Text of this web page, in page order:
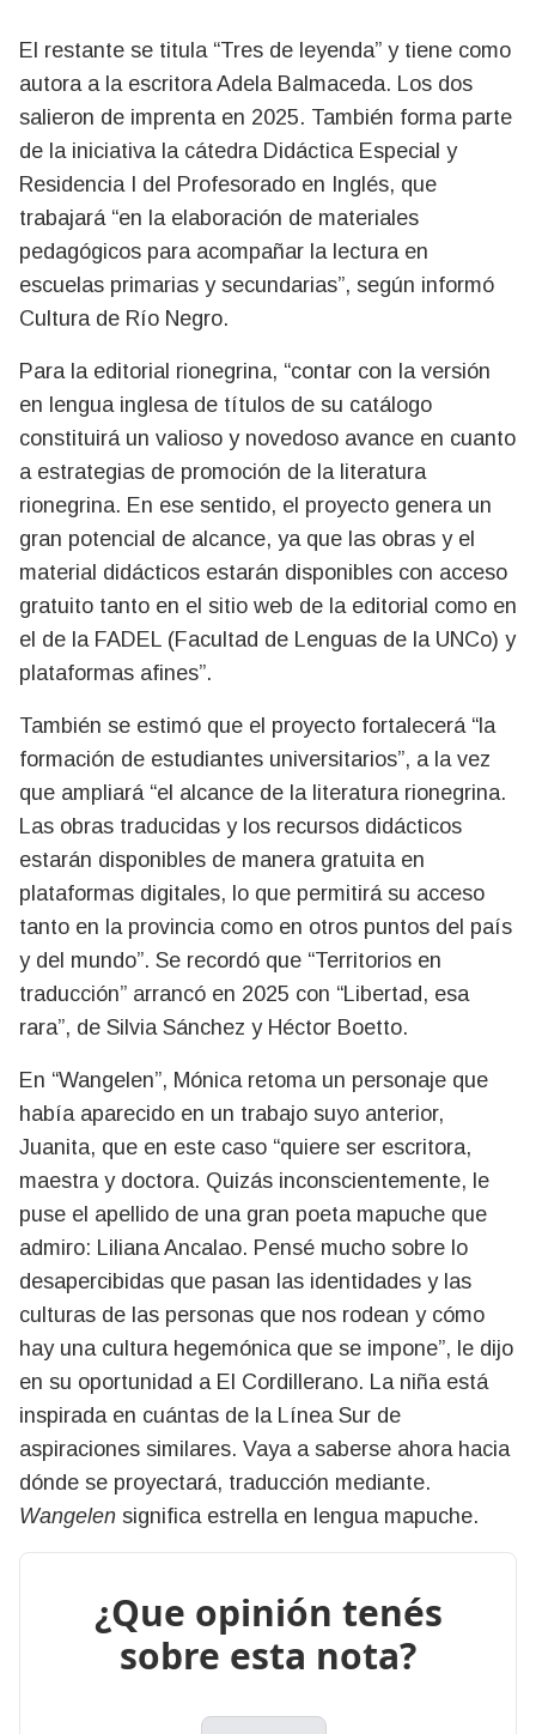
El restante se titula “Tres de leyenda” y tiene como
autora a la escritora Adela Balmaceda. Los dos
salieron de imprenta en 2025. También forma parte
de la iniciativa la cátedra Didáctica Especial y
Residencia I del Profesorado en Inglés, que
trabajará “en la elaboración de materiales
pedagógicos para acompañar la lectura en
escuelas primarias y secundarias”, según informó
Cultura de Río Negro.
Para la editorial rionegrina, “contar con la versión
en lengua inglesa de títulos de su catálogo
constituirá un valioso y novedoso avance en cuanto
a estrategias de promoción de la literatura
rionegrina. En ese sentido, el proyecto genera un
gran potencial de alcance, ya que las obras y el
material didácticos estarán disponibles con acceso
gratuito tanto en el sitio web de la editorial como en
el de la FADEL (Facultad de Lenguas de la UNCo) y
plataformas afines”.
También se estimó que el proyecto fortalecerá “la
formación de estudiantes universitarios”, a la vez
que ampliará “el alcance de la literatura rionegrina.
Las obras traducidas y los recursos didácticos
estarán disponibles de manera gratuita en
plataformas digitales, lo que permitirá su acceso
tanto en la provincia como en otros puntos del país
y del mundo”. Se recordó que “Territorios en
traducción” arrancó en 2025 con “Libertad, esa
rara”, de Silvia Sánchez y Héctor Boetto.
En “Wangelen”, Mónica retoma un personaje que
había aparecido en un trabajo suyo anterior,
Juanita, que en este caso “quiere ser escritora,
maestra y doctora. Quizás inconscientemente, le
puse el apellido de una gran poeta mapuche que
admiro: Liliana Ancalao. Pensé mucho sobre lo
desapercibidas que pasan las identidades y las
culturas de las personas que nos rodean y cómo
hay una cultura hegemónica que se impone”, le dijo
en su oportunidad a El Cordillerano. La niña está
inspirada en cuántas de la Línea Sur de
aspiraciones similares. Vaya a saberse ahora hacia
dónde se proyectará, traducción mediante.
Wangelen significa estrella en lengua mapuche.
¿Que opinión tenés
sobre esta nota?